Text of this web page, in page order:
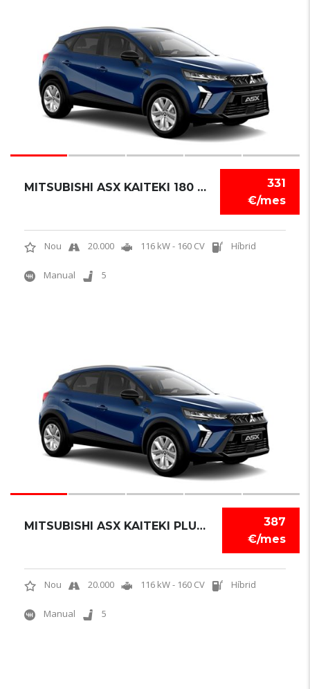
331
€/mes
MITSUBISHI ASX KAITEKI 180 HEV
Nou 20.000 116 kW - 160 CV Híbrid
Manual 5
387
€/mes
MITSUBISHI ASX KAITEKI PLUS 180 HEV
Nou 20.000 116 kW - 160 CV Híbrid
Manual 5